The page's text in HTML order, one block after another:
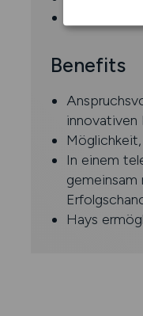
Benefits
innovativen
In einem
gemeinsam
Hays